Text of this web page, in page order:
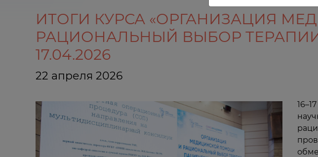
ИТОГИ КУРСА «ОРГАНИЗАЦИЯ
РАЦИОНАЛЬНЫЙ ВЫБОР ТЕРАПИИ
17.04.2026
22 апреля 2026